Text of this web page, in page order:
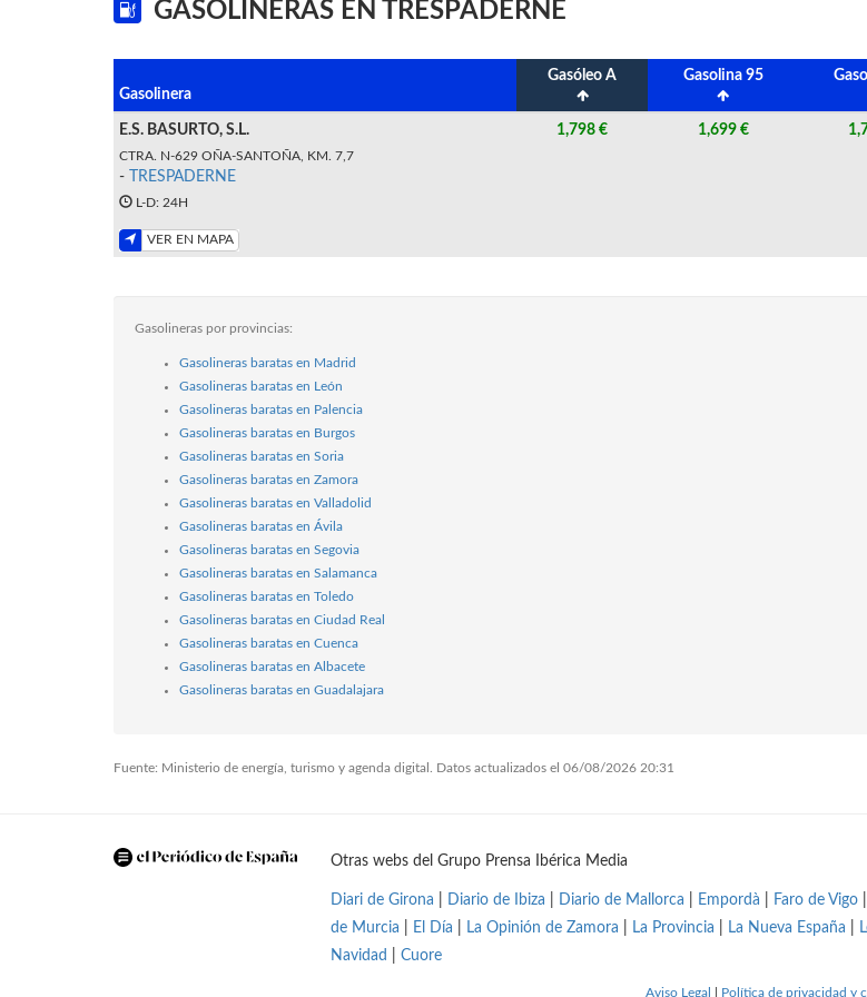
GASOLINERAS EN TRESPADERNE
Gasolinera
Gasóleo A Gasolina 95
E.S. BASURTO, S.L.
CTRA. N-629 OÑA-SANTOÑA, KM. 7,7
- TRESPADERNE
L-D: 24H
VER EN MAPA
1,798 € 1,699 €
Gasolineras por provincias:
Gasolineras baratas en Madrid
Gasolineras baratas en León
Gasolineras baratas en Palencia
Gasolineras baratas en Burgos
Gasolineras baratas en Soria
Gasolineras baratas en Zamora
Gasolineras baratas en Valladolid
Gasolineras baratas en Ávila
Gasolineras baratas en Segovia
Gasolineras baratas en Salamanca
Gasolineras baratas en Toledo
Gasolineras baratas en Ciudad Real
Gasolineras baratas en Cuenca
Gasolineras baratas en Albacete
Gasolineras baratas en Guadalajara
Fuente: Ministerio de energía, turismo y agenda digital. Datos actualizados el 06/08/2026 20:31
Otras webs del Grupo Prensa Ibérica Media
Diari de Girona Diario de Ibiza Diario de Mallorca Empordà Faro de Vigo
de Murcia
El Día La Opinión de Zamora La Provincia La Nueva España
Navidad
Cuore
Aviso Legal Política de privacidad y